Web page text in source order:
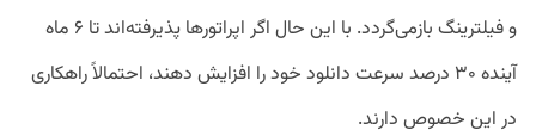
و فیلترینگ بازمی‌گردد. با این حال اگر اپراتورها پذیرفته‌اند تا ۶ ماه
آینده ۳۰ درصد سرعت دانلود خود را افزایش دهند، احتمالاً راهکاری
در این خصوص دارند.